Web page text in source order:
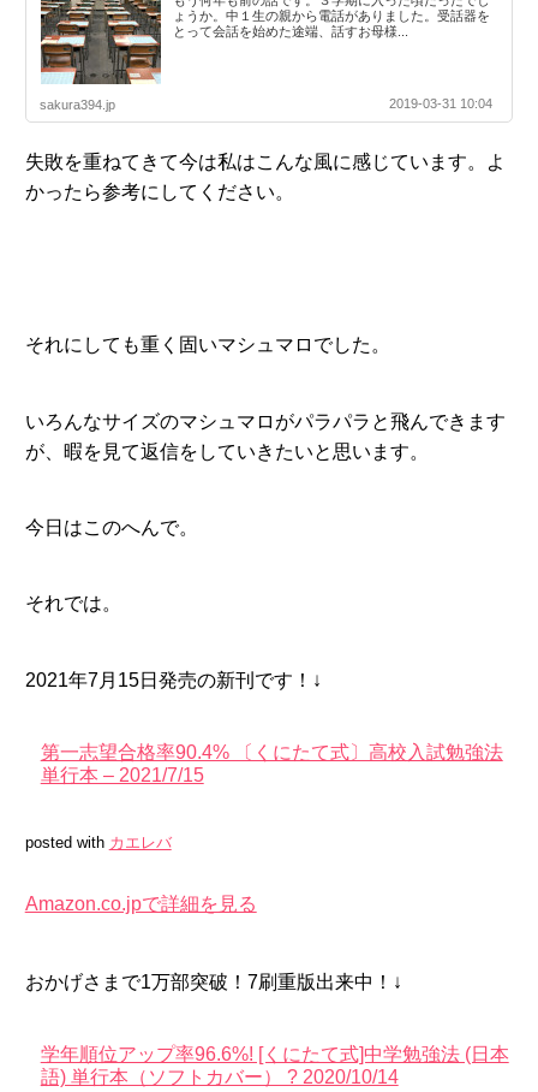
ょうか。中１生の親から電話がありました。受話器を
とって会話を始めた途端、話すお母様...
sakura394.jp 2019-03-31 10:04
失敗を重ねてきて今は私はこんな風に感じています。よ
かったら参考にしてください。
それにしても重く固いマシュマロでした。
いろんなサイズのマシュマロがパラパラと飛んできます
が、暇を見て返信をしていきたいと思います。
今日はこのへんで。
それでは。
2021年7月15日発売の新刊です！↓
第一志望合格率90.4% 〔くにたて式〕高校入試勉強法
単行本 – 2021/7/15
posted with カエレバ
Amazon.co.jpで詳細を見る
おかげさまで1万部突破！7刷重版出来中！↓
学年順位アップ率96.6%! [くにたて式]中学勉強法 (日本
語) 単行本（ソフトカバー） ? 2020/10/14